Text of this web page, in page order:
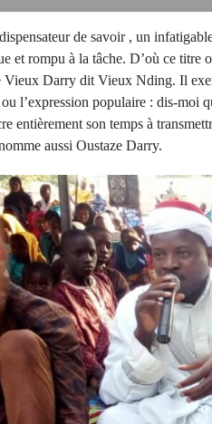
de savoir , un
et rompu à la tâche. D’où ce titre
Vieux Darry dit Vieux Nding. Il
l’expression populaire : dis-moi
entièrement son temps à
aussi Oustaze Darry.